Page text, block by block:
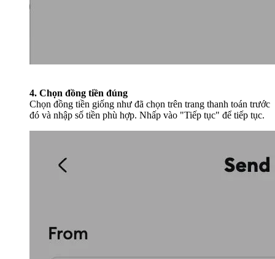
4. Chọn đồng tiền đúng
Chọn đồng tiền giống như đã chọn trên trang thanh toán trước
đó và nhập số tiền phù hợp. Nhấp vào "Tiếp tục" để tiếp tục.